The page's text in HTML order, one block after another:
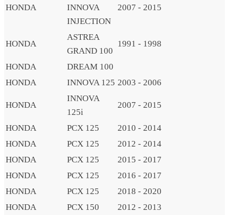
HONDA
INNOVA
INJECTION
2007 - 2015
HONDA
ASTREA
GRAND 100
1991 - 1998
HONDA
DREAM 100
HONDA
INNOVA 125 2003 - 2006
HONDA
INNOVA
125i
2007 - 2015
HONDA PCX 125
2010 - 2014
HONDA
PCX 125
2012 - 2014
HONDA
PCX 125
2015 - 2017
HONDA
PCX 125
2016 - 2017
HONDA
PCX 125
2018 - 2020
HONDA
PCX 150
2012 - 2013